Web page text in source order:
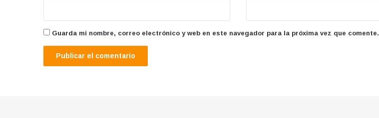
Guarda mi nombre, correo electrónico y web en este navegador para la próxima vez que comente.